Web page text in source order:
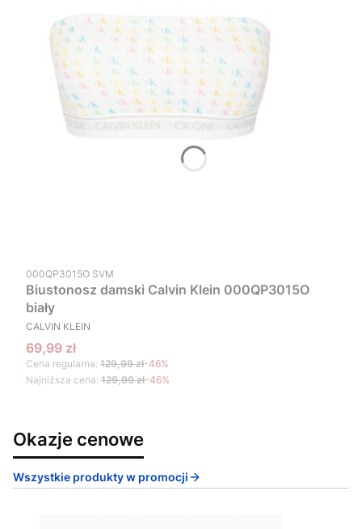
Kod produktu
000QP3015O SVM
Biustonosz damski Calvin Klein 000QP3015O
biały
PRODUCENT
CALVIN KLEIN
Cena promocyjna
69,99 zł
Cena regularna: 129,99 zł-46%
Najniższa cena: 129,99 zł-46%
Okazje cenowe
Wszystkie produkty w promocji